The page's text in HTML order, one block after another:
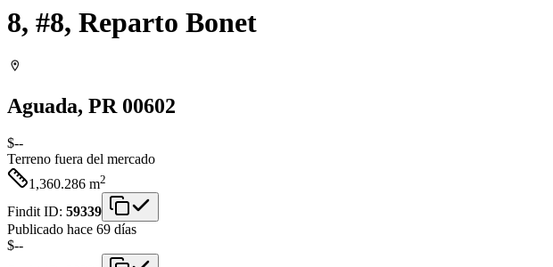
8, #8, Reparto Bonet
Aguada, PR 00602
$--
Terreno fuera del mercado
1,360.286 m2
Findit ID: 59339
Publicado hace 69 días
$--